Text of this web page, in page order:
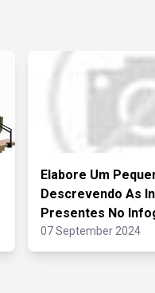
Elabore Um
Descrevendo As
Presentes No
07 September 2024